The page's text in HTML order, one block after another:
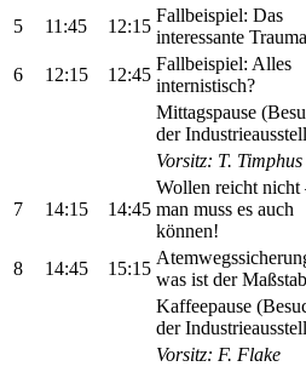
5
11:45 12:15
Fallbeispiel: Das
interessante Trauma
6 12:15 12:45
Fallbeispiel: Alles
internistisch?
Mittagspause
der
Vorsitz: T. Timphus
7 14:15 14:45
Wollen reicht nicht
man muss es auch
können!
8 14:45 15:15
was ist der
Kaffeepause
der
Vorsitz: F. Flake